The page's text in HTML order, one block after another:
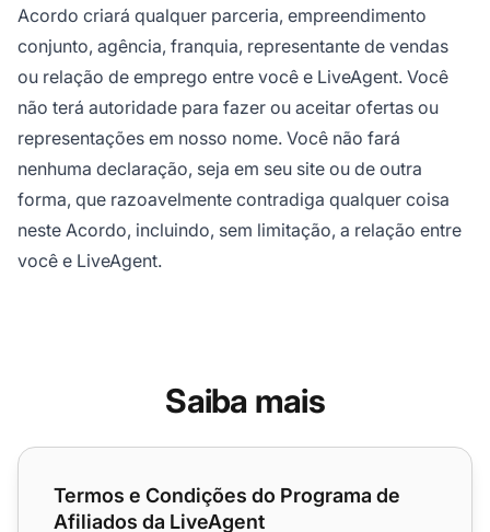
Acordo criará qualquer parceria, empreendimento
conjunto, agência, franquia, representante de vendas
ou relação de emprego entre você e LiveAgent. Você
não terá autoridade para fazer ou aceitar ofertas ou
representações em nosso nome. Você não fará
nenhuma declaração, seja em seu site ou de outra
forma, que razoavelmente contradiga qualquer coisa
neste Acordo, incluindo, sem limitação, a relação entre
você e LiveAgent.
Saiba mais
Termos e Condições do Programa de Afiliados da
Termos e Condições do Programa de
Afiliados da LiveAgent